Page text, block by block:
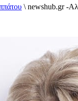
–
\ newshub.gr -